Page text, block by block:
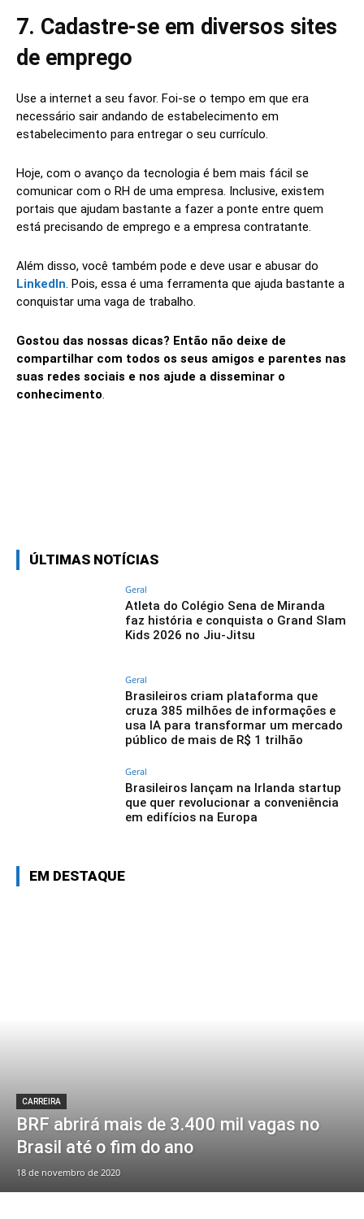
7. Cadastre-se em diversos sites
de emprego
Use a internet a seu favor. Foi-se o tempo em que era
necessário sair andando de estabelecimento em
estabelecimento para entregar o seu currículo.
Hoje, com o avanço da tecnologia é bem mais fácil se
comunicar com o RH de uma empresa. Inclusive, existem
portais que ajudam bastante a fazer a ponte entre quem
está precisando de emprego e a empresa contratante.
Além disso, você também pode e deve usar e abusar do
LinkedIn. Pois, essa é uma ferramenta que ajuda bastante a
conquistar uma vaga de trabalho.
Gostou das nossas dicas? Então não deixe de
compartilhar com todos os seus amigos e parentes nas
suas redes sociais e nos ajude a disseminar o
conhecimento.
ÚLTIMAS NOTÍCIAS
Geral
Atleta do Colégio Sena de Miranda
faz história e conquista o Grand Slam
Kids 2026 no Jiu-Jitsu
Geral
Brasileiros criam plataforma que
cruza 385 milhões de informações e
usa IA para transformar um mercado
público de mais de R$ 1 trilhão
Geral
Brasileiros lançam na Irlanda startup
que quer revolucionar a conveniência
em edifícios na Europa
EM DESTAQUE
CARREIRA
BRF abrirá mais de 3.400 mil vagas no
Brasil até o fim do ano
18 de novembro de 2020